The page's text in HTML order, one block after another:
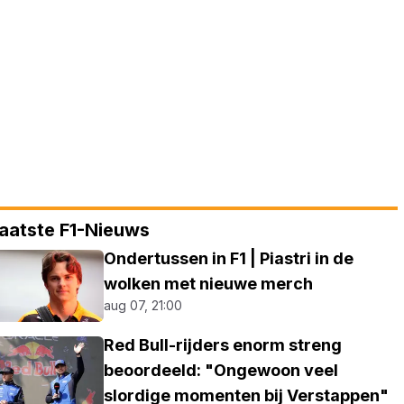
F1-Nieuws
Ondertussen in F1 | Piastri in de
wolken met nieuwe merch
aug 07, 21:00
Red Bull-rijders enorm streng
beoordeeld: "Ongewoon veel
slordige momenten bij Verstappen"